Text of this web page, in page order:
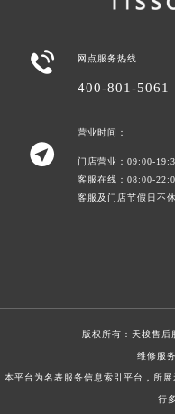
 网点服务热线
400-801-5061

营业时间：
门店营业：09:00-
客服在线：08:00-
客服及门店节假日不休
版权所有： 天梭售后
维修服
本平台为名表服务信息索引平台，所
行